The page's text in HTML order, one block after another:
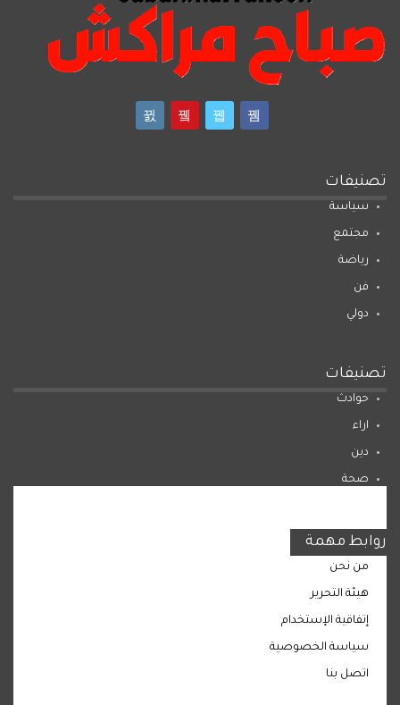
تصنيفات
سياسة
مجتمع
رياضة
فن
دولي
تصنيفات
حوادث
اراء
دين
صحة
روابط مهمة
من نحن
هيئة التحرير
إتفاقية الإستخدام
سياسة الخصوصية
اتصل بنا